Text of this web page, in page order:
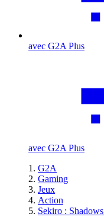
avec G2A Plus
avec G2A Plus
G2A
Gaming
Jeux
Action
Sekiro :